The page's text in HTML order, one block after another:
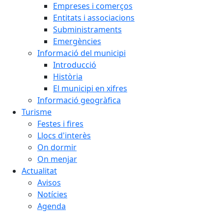
Empreses i comerços
Entitats i associacions
Subministraments
Emergències
Informació del municipi
Introducció
Història
El municipi en xifres
Informació geogràfica
Turisme
Festes i fires
Llocs d'interès
On dormir
On menjar
Actualitat
Avisos
Notícies
Agenda